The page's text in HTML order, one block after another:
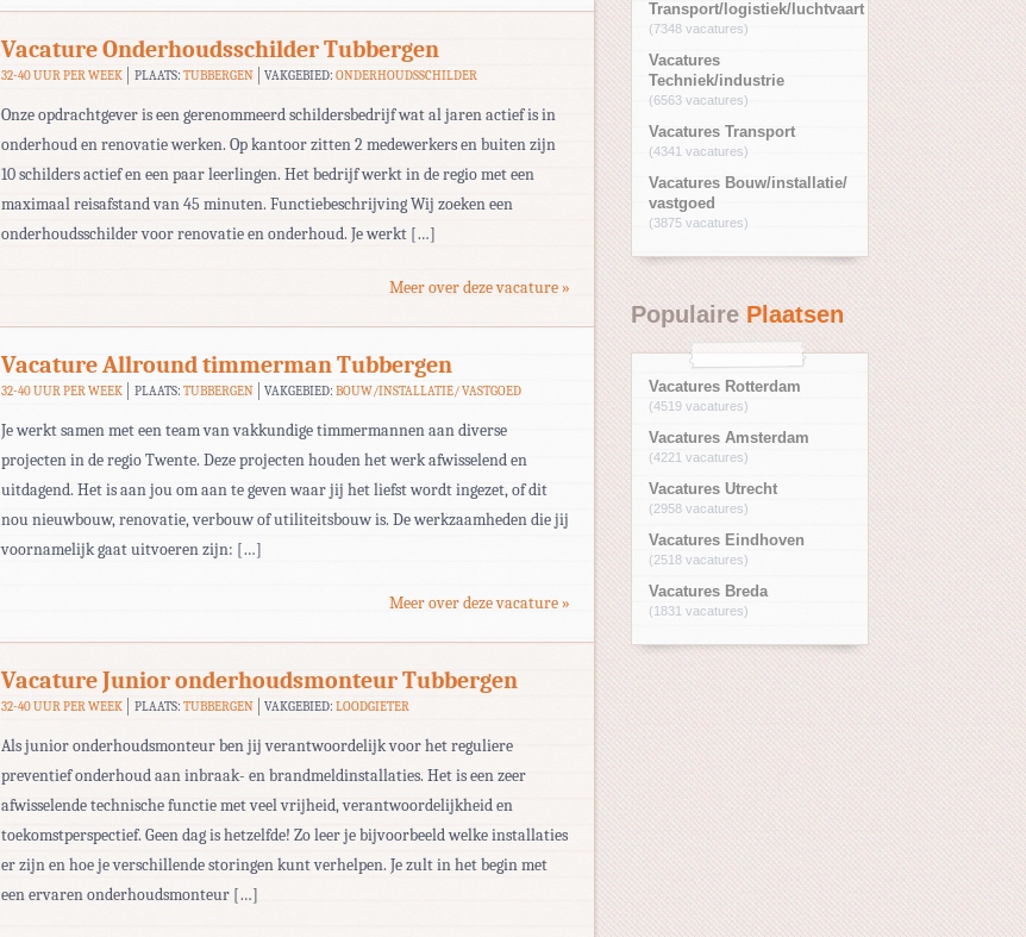
Vacature Onderhoudsschilder Tubbergen
32-40 UUR PER WEEK PLAATS: TUBBERGEN VAKGEBIED:ONDERHOUDSSCHILDER
Onze opdrachtgever is een gerenommeerd schildersbedrijf wat al jaren actief is in
onderhoud en renovatie werken. Op kantoor zitten 2 medewerkers en buiten zijn
10 schilders actief en een paar leerlingen. Het bedrijf werkt in de regio met een
maximaal reisafstand van 45 minuten. Functiebeschrijving Wij zoeken een
onderhoudsschilder voor renovatie en onderhoud. Je werkt […]
Meer over deze vacature »
Vacature Allround timmerman Tubbergen
32-40 UUR PER WEEK PLAATS: TUBBERGEN VAKGEBIED:BOUW/INSTALLATIE/ VASTGOED
Je werkt samen met een team van vakkundige timmermannen aan diverse
projecten in de regio Twente. Deze projecten houden het werk afwisselend en
uitdagend. Het is aan jou om aan te geven waar jij het liefst wordt ingezet, of dit
nou nieuwbouw, renovatie, verbouw of utiliteitsbouw is. De werkzaamheden die jij
voornamelijk gaat uitvoeren zijn: […]
Meer over deze vacature »
Vacature Junior onderhoudsmonteur Tubbergen
32-40 UUR PER WEEK PLAATS: TUBBERGEN VAKGEBIED:LOODGIETER
Als junior onderhoudsmonteur ben jij verantwoordelijk voor het reguliere
preventief onderhoud aan inbraak- en brandmeldinstallaties. Het is een zeer
afwisselende technische functie met veel vrijheid, verantwoordelijkheid en
toekomstperspectief. Geen dag is hetzelfde! Zo leer je bijvoorbeeld welke installaties
er zijn en hoe je verschillende storingen kunt verhelpen. Je zult in het begin met
een ervaren onderhoudsmonteur […]
Transport/logistiek/luchtvaart
(7348 vacatures)
Vacatures
Techniek/industrie
(6563 vacatures)
Vacatures Transport
(4341 vacatures)
Vacatures Bouw/installatie/
vastgoed
(3875 vacatures)
Populaire Plaatsen
Vacatures Rotterdam
(4519 vacatures)
Vacatures Amsterdam
(4221 vacatures)
Vacatures Utrecht
(2958 vacatures)
Vacatures Eindhoven
(2518 vacatures)
Vacatures Breda
(1831 vacatures)